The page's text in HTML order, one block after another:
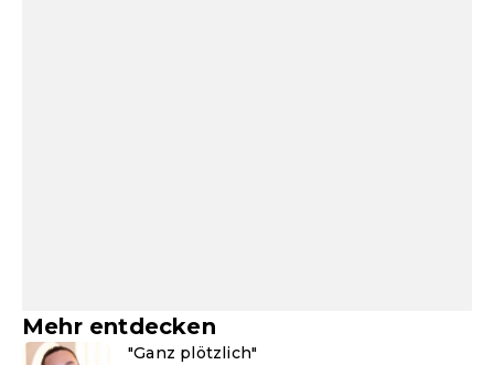
Mehr entdecken
"Ganz plötzlich"